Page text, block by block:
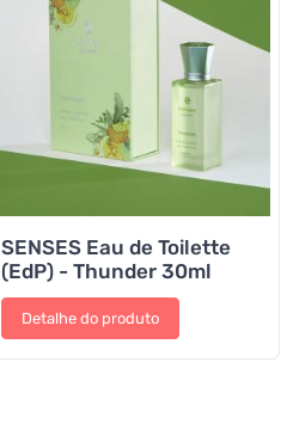
SENSES Eau de Toilette
(EdP) - Thunder 30ml
Detalhe do produto